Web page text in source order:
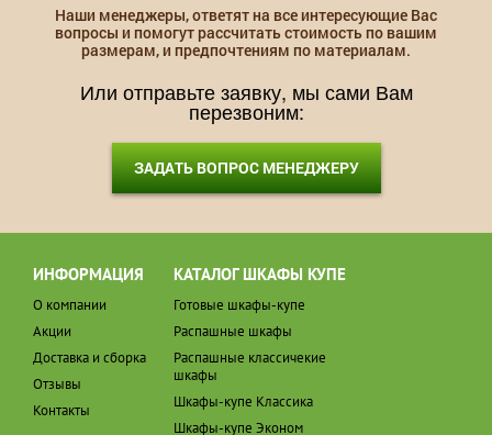
Наши менеджеры, ответят на все интересующие Вас
вопросы и помогут рассчитать стоимость по вашим
размерам, и предпочтениям по материалам.
Или отправьте заявку, мы сами Вам
перезвоним:
ЗАДАТЬ ВОПРОС МЕНЕДЖЕРУ
ИНФОРМАЦИЯ
О компании
Акции
Доставка и сборка
Отзывы
Контакты
КАТАЛОГ ШКАФЫ КУПЕ
Готовые шкафы-купе
Распашные шкафы
Распашные классичекие
шкафы
Шкафы-купе Классика
Шкафы-купе Эконом